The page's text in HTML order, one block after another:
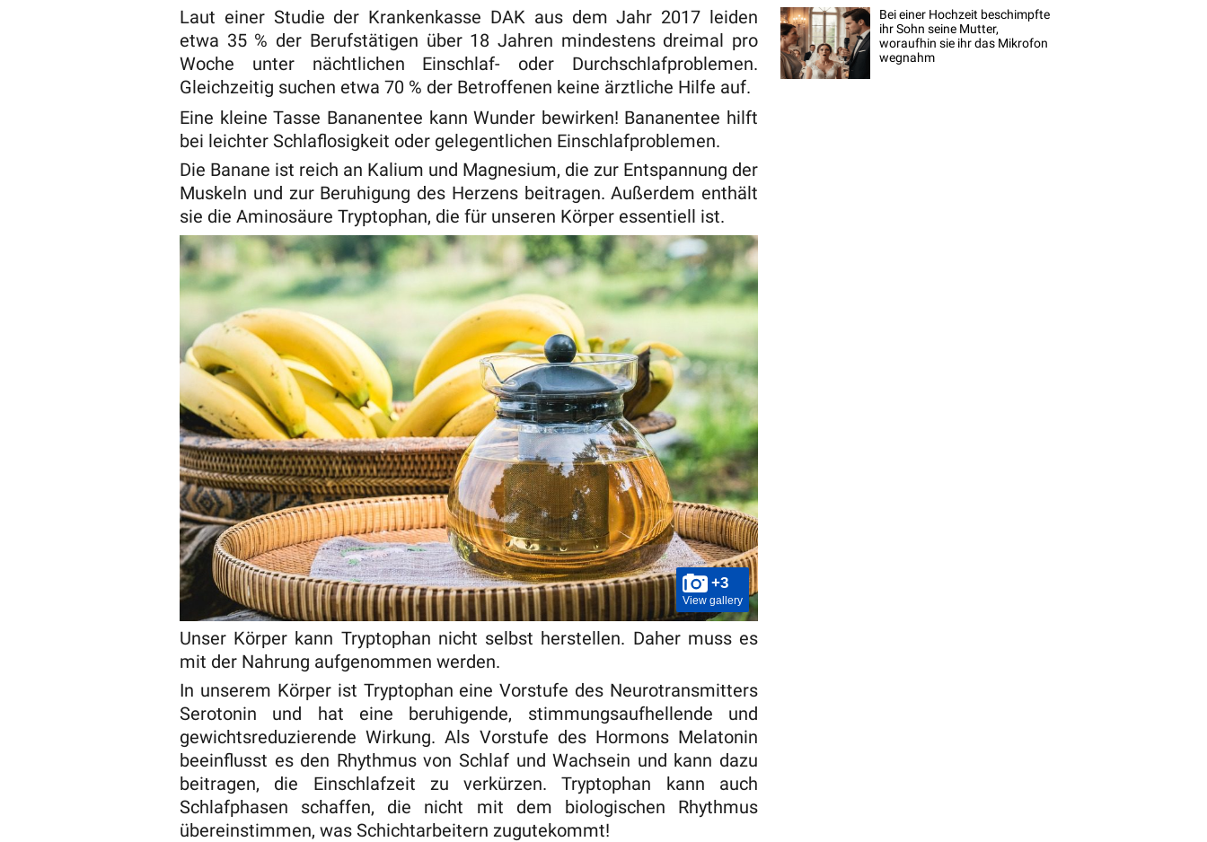
Laut einer Studie der Krankenkasse DAK aus dem Jahr 2017 leiden
etwa 35 % der Berufstätigen über 18 Jahren mindestens dreimal pro
Woche unter nächtlichen Einschlaf- oder Durchschlafproblemen.
Gleichzeitig suchen etwa 70 % der Betroffenen keine ärztliche Hilfe auf.
Eine kleine Tasse Bananentee kann Wunder bewirken! Bananentee hilft
bei leichter Schlaflosigkeit oder gelegentlichen Einschlafproblemen.
Die Banane ist reich an Kalium und Magnesium, die zur Entspannung der
Muskeln und zur Beruhigung des Herzens beitragen. Außerdem enthält
sie die Aminosäure Tryptophan, die für unseren Körper essentiell ist.
+3
View gallery
Unser Körper kann Tryptophan nicht selbst herstellen. Daher muss es
mit der Nahrung aufgenommen werden.
In unserem Körper ist Tryptophan eine Vorstufe des Neurotransmitters
Serotonin und hat eine beruhigende, stimmungsaufhellende und
gewichtsreduzierende Wirkung. Als Vorstufe des Hormons Melatonin
beeinflusst es den Rhythmus von Schlaf und Wachsein und kann dazu
beitragen, die Einschlafzeit zu verkürzen. Tryptophan kann auch
Schlafphasen schaffen, die nicht mit dem biologischen Rhythmus
übereinstimmen, was Schichtarbeitern zugutekommt!
Bei einer Hochzeit beschimpfte
ihr Sohn seine Mutter,
woraufhin sie ihr das Mikrofon
wegnahm